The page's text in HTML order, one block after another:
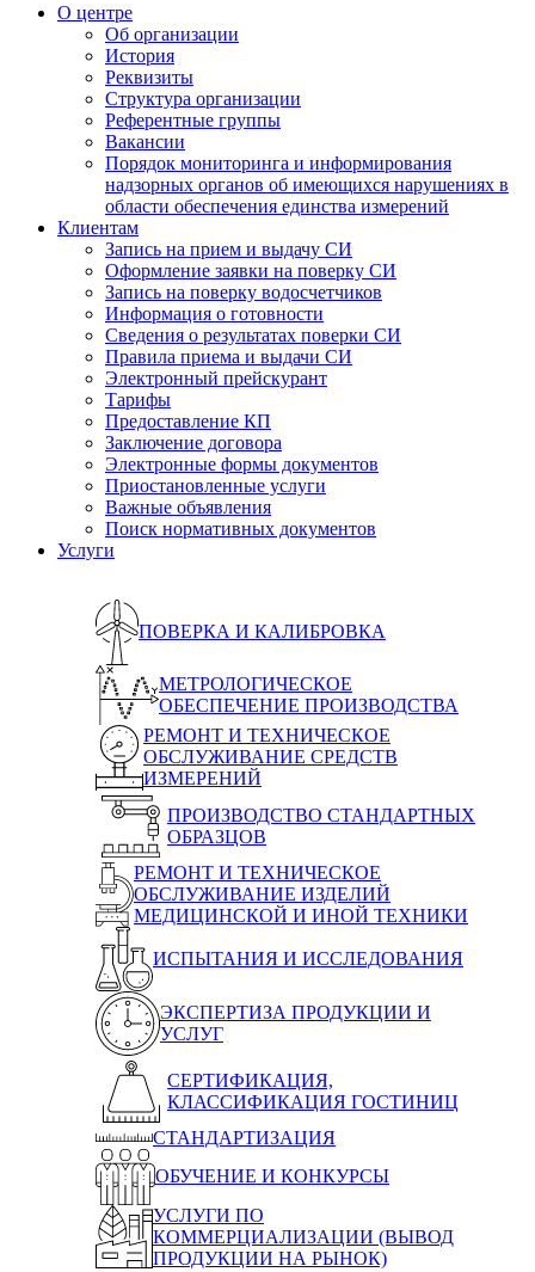
О центре
Об организации
История
Реквизиты
Структура организации
Референтные группы
Вакансии
Порядок мониторинга и информирования
надзорных органов об имеющихся нарушениях в
области обеспечения единства измерений
Клиентам
Запись на прием и выдачу СИ
Оформление заявки на поверку СИ
Запись на поверку водосчетчиков
Информация о готовности
Сведения о результатах поверки СИ
Правила приема и выдачи СИ
Электронный прейскурант
Тарифы
Предоставление КП
Заключение договора
Электронные формы документов
Приостановленные услуги
Важные объявления
Поиск нормативных документов
Услуги
ПОВЕРКА И КАЛИБРОВКА
МЕТРОЛОГИЧЕСКОЕ
ОБЕСПЕЧЕНИЕ ПРОИЗВОДСТВА
РЕМОНТ И ТЕХНИЧЕСКОЕ
ОБСЛУЖИВАНИЕ СРЕДСТВ
ИЗМЕРЕНИЙ
ПРОИЗВОДСТВО СТАНДАРТНЫХ
ОБРАЗЦОВ
РЕМОНТ И ТЕХНИЧЕСКОЕ
ОБСЛУЖИВАНИЕ ИЗДЕЛИЙ
МЕДИЦИНСКОЙ И ИНОЙ ТЕХНИКИ
ИСПЫТАНИЯ И ИССЛЕДОВАНИЯ
ЭКСПЕРТИЗА ПРОДУКЦИИ И
УСЛУГ
СЕРТИФИКАЦИЯ,
КЛАССИФИКАЦИЯ ГОСТИНИЦ
СТАНДАРТИЗАЦИЯ
ОБУЧЕНИЕ И КОНКУРСЫ
УСЛУГИ ПО
КОММЕРЦИАЛИЗАЦИИ (ВЫВОД
ПРОДУКЦИИ НА РЫНОК)